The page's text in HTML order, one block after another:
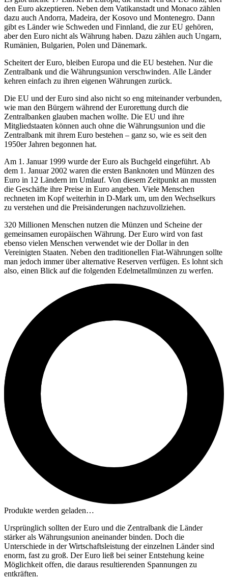
den Euro akzeptieren. Neben dem Vatikanstadt und Monaco zählen
dazu auch Andorra, Madeira, der Kosovo und Montenegro. Dann
gibt es Länder wie Schweden und Finnland, die zur EU gehören,
aber den Euro nicht als Währung haben. Dazu zählen auch Ungarn,
Rumänien, Bulgarien, Polen und Dänemark.
Scheitert der Euro, bleiben Europa und die EU bestehen. Nur die
Zentralbank und die Währungsunion verschwinden. Alle Länder
kehren einfach zu ihren eigenen Währungen zurück.
Die EU und der Euro sind also nicht so eng miteinander verbunden,
wie man den Bürgern während der Eurorettung durch die
Zentralbanken glauben machen wollte. Die EU und ihre
Mitgliedstaaten können auch ohne die Währungsunion und die
Zentralbank mit ihrem Euro bestehen – ganz so, wie es seit den
1950er Jahren begonnen hat.
Am 1. Januar 1999 wurde der Euro als Buchgeld eingeführt. Ab
dem 1. Januar 2002 waren die ersten Banknoten und Münzen des
Euro in 12 Ländern im Umlauf. Von diesem Zeitpunkt an mussten
die Geschäfte ihre Preise in Euro angeben. Viele Menschen
rechneten im Kopf weiterhin in D-Mark um, um den Wechselkurs
zu verstehen und die Preisänderungen nachzuvollziehen.
320 Millionen Menschen nutzen die Münzen und Scheine der
gemeinsamen europäischen Währung. Der Euro wird von fast
ebenso vielen Menschen verwendet wie der Dollar in den
Vereinigten Staaten. Neben den traditionellen Fiat-Währungen sollte
man jedoch immer über alternative Reserven verfügen. Es lohnt sich
also, einen Blick auf die folgenden Edelmetallmünzen zu werfen.
Produkte werden geladen…
Ursprünglich sollten der Euro und die Zentralbank die Länder
stärker als Währungsunion aneinander binden. Doch die
Unterschiede in der Wirtschaftsleistung der einzelnen Länder sind
enorm, fast zu groß. Der Euro ließ bei seiner Entstehung keine
Möglichkeit offen, die daraus resultierenden Spannungen zu
entkräften.